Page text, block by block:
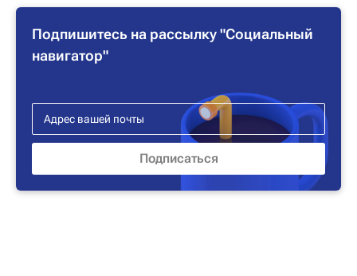
Подпишитесь на рассылку "Социальный
навигатор"